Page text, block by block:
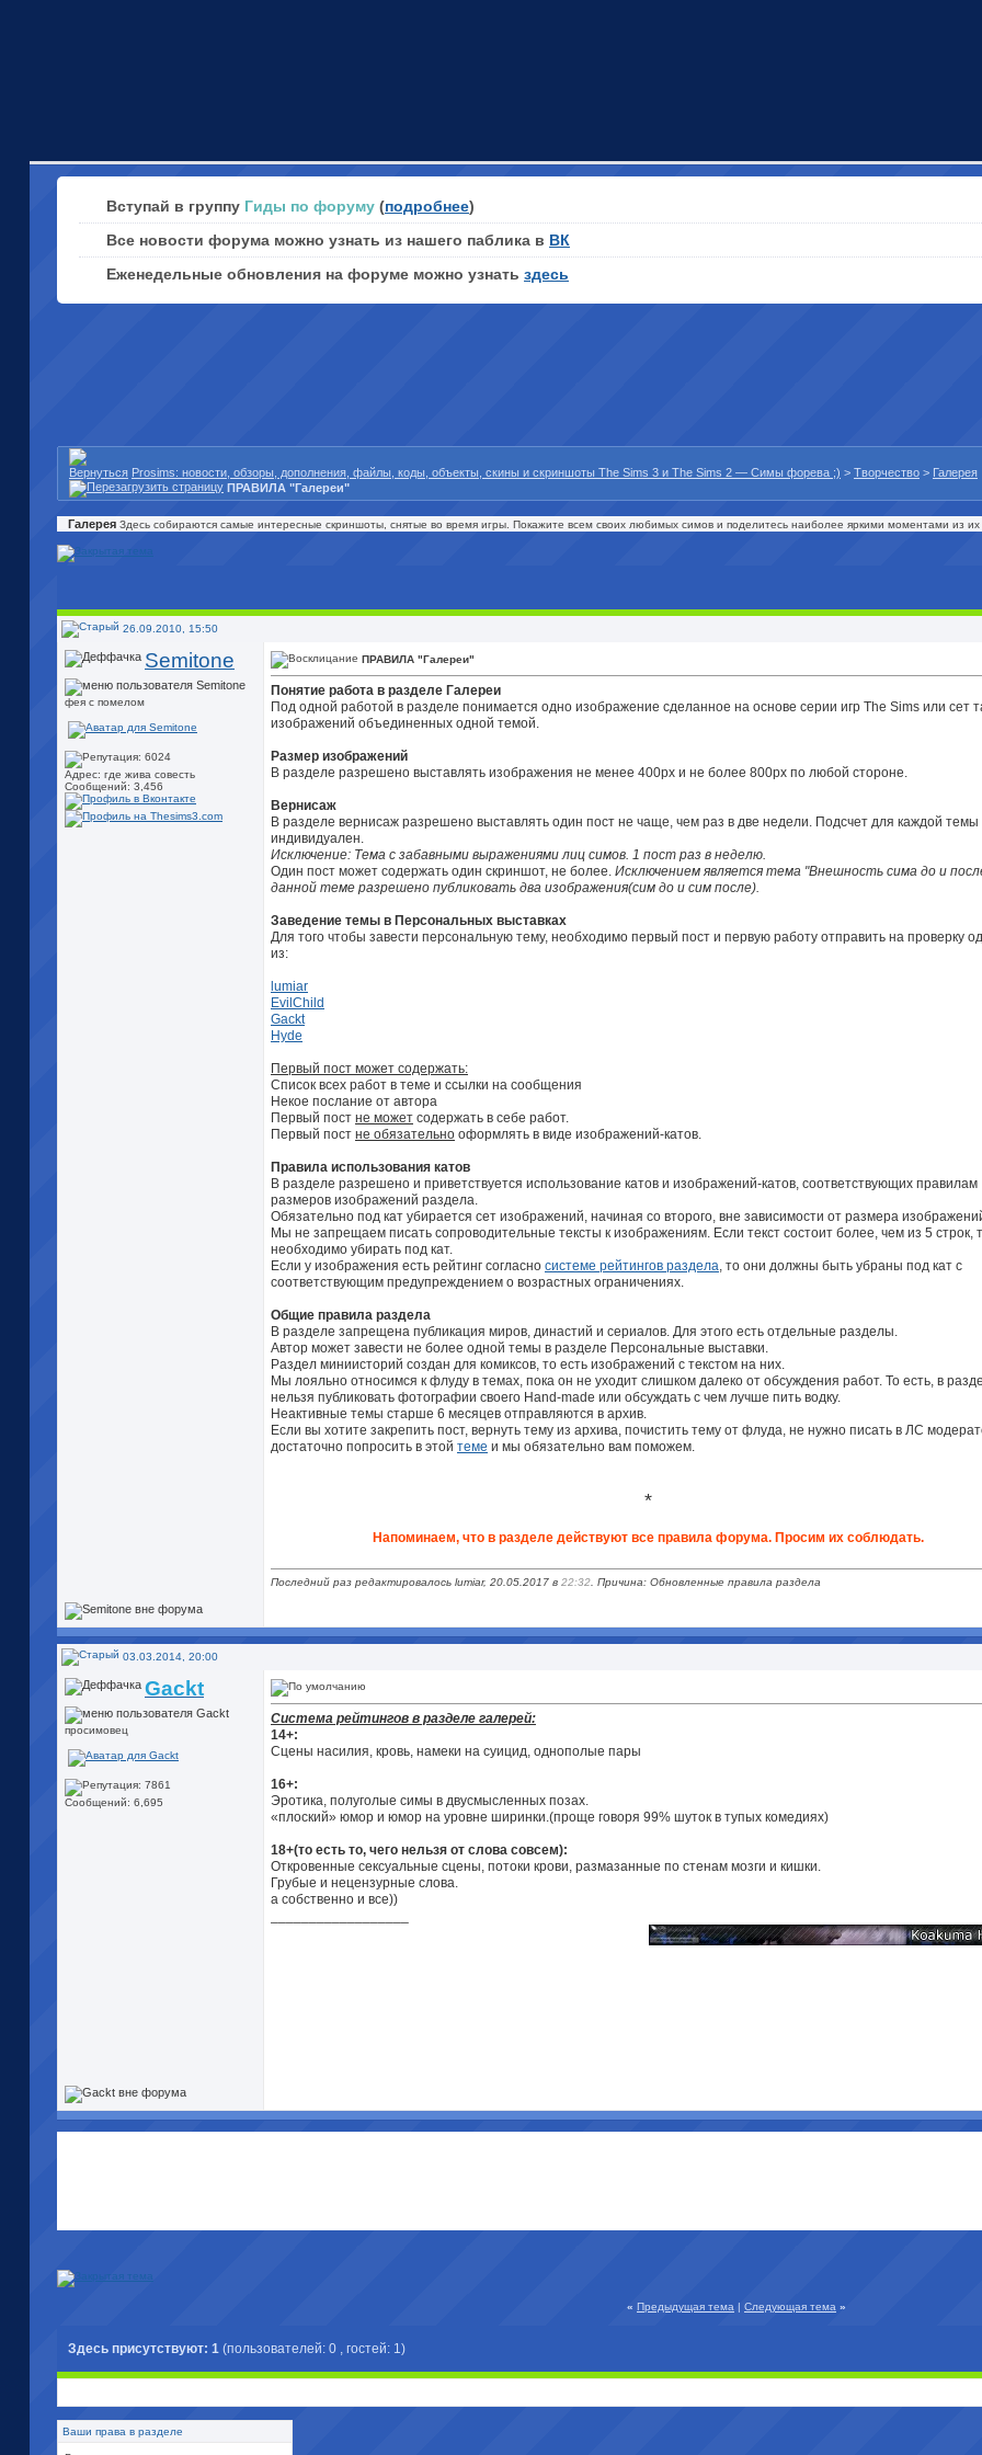
Вступай в группу Гиды по форуму (подробнее)
Все новости форума можно узнать из нашего паблика в ВК
Еженедельные обновления на форуме можно узнать здесь
Prosims: новости, обзоры, дополнения, файлы, коды, объекты, скины и скриншоты The Sims 3 и The Sims 2 — Симы форева ;) > Творчество > Галерея
ПРАВИЛА "Галереи"
Галерея Здесь собираются самые интересные скриншоты, снятые во время игры. Покажите всем своих любимых симов и поделитесь наиболее яркими моментами из
26.09.2010, 15:50
Semitone
фея с помелом
Адрес: где жива совесть
Сообщений: 3,456
ПРАВИЛА "Галереи"
Понятие работа в разделе Галереи
Под одной работой в разделе понимается одно изображение сделанное на основе серии игр The Sims или сет
изображений объединенных одной темой.
Размер изображений
В разделе разрешено выставлять изображения не менее 400px и не более 800px по любой стороне.
Вернисаж
В разделе вернисаж разрешено выставлять один пост не чаще, чем раз в две недели. Подсчет для каждой темы
индивидуален.
Исключение: Тема с забавными выражениями лиц симов. 1 пост раз в неделю.
Один пост может содержать один скриншот, не более. Исключением является тема "Внешность сима до и
данной теме разрешено публиковать два изображения(сим до и сим после).
Заведение темы в Персональных выставках
Для того чтобы завести персональную тему, необходимо первый пост и первую работу отправить на проверку
из:
lumiar
EvilChild
Gackt
Hyde
Первый пост может содержать:
Список всех работ в теме и ссылки на сообщения
Некое послание от автора
Первый пост не может содержать в себе работ.
Первый пост не обязательно оформлять в виде изображений-катов.
Правила использования катов
В разделе разрешено и приветствуется использование катов и изображений-катов, соответствующих правилам
размеров изображений раздела.
Обязательно под кат убирается сет изображений, начиная со второго, вне зависимости от размера
Мы не запрещаем писать сопроводительные тексты к изображениям. Если текст состоит более, чем из 5 строк,
необходимо убирать под кат.
Если у изображения есть рейтинг согласно системе рейтингов раздела, то они должны быть убраны под кат с
соответствующим предупреждением о возрастных ограничениях.
Общие правила раздела
В разделе запрещена публикация миров, династий и сериалов. Для этого есть отдельные разделы.
Автор может завести не более одной темы в разделе Персональные выставки.
Раздел миниисторий создан для комиксов, то есть изображений с текстом на них.
Мы лояльно относимся к флуду в темах, пока он не уходит слишком далеко от обсуждения работ. То есть, в
нельзя публиковать фотографии своего Hand-made или обсуждать с чем лучше пить водку.
Неактивные темы старше 6 месяцев отправляются в архив.
Если вы хотите закрепить пост, вернуть тему из архива, почистить тему от флуда, не нужно писать в ЛС
достаточно попросить в этой теме и мы обязательно вам поможем.
*
Напоминаем, что в разделе действуют все правила форума. Просим их соблюдать.
Последний раз редактировалось lumiar, 20.05.2017 в 22:32 . Причина: Обновленные правила раздела
03.03.2014, 20:00
Gackt
просимовец
Сообщений: 6,695
Система рейтингов в разделе галерей:
14+:
Сцены насилия, кровь, намеки на суицид, однополые пары
16+:
Эротика, полуголые симы в двусмысленных позах.
«плоский» юмор и юмор на уровне ширинки.(проще говоря 99% шуток в тупых комедиях)
18+(то есть то, чего нельзя от слова совсем):
Откровенные сексуальные сцены, потоки крови, размазанные по стенам мозги и кишки.
Грубые и нецензурные слова.
а собственно и все))
« Предыдущая тема | Следующая тема »
Здесь присутствуют: 1 (пользователей: 0 , гостей: 1)
Ваши права в разделе